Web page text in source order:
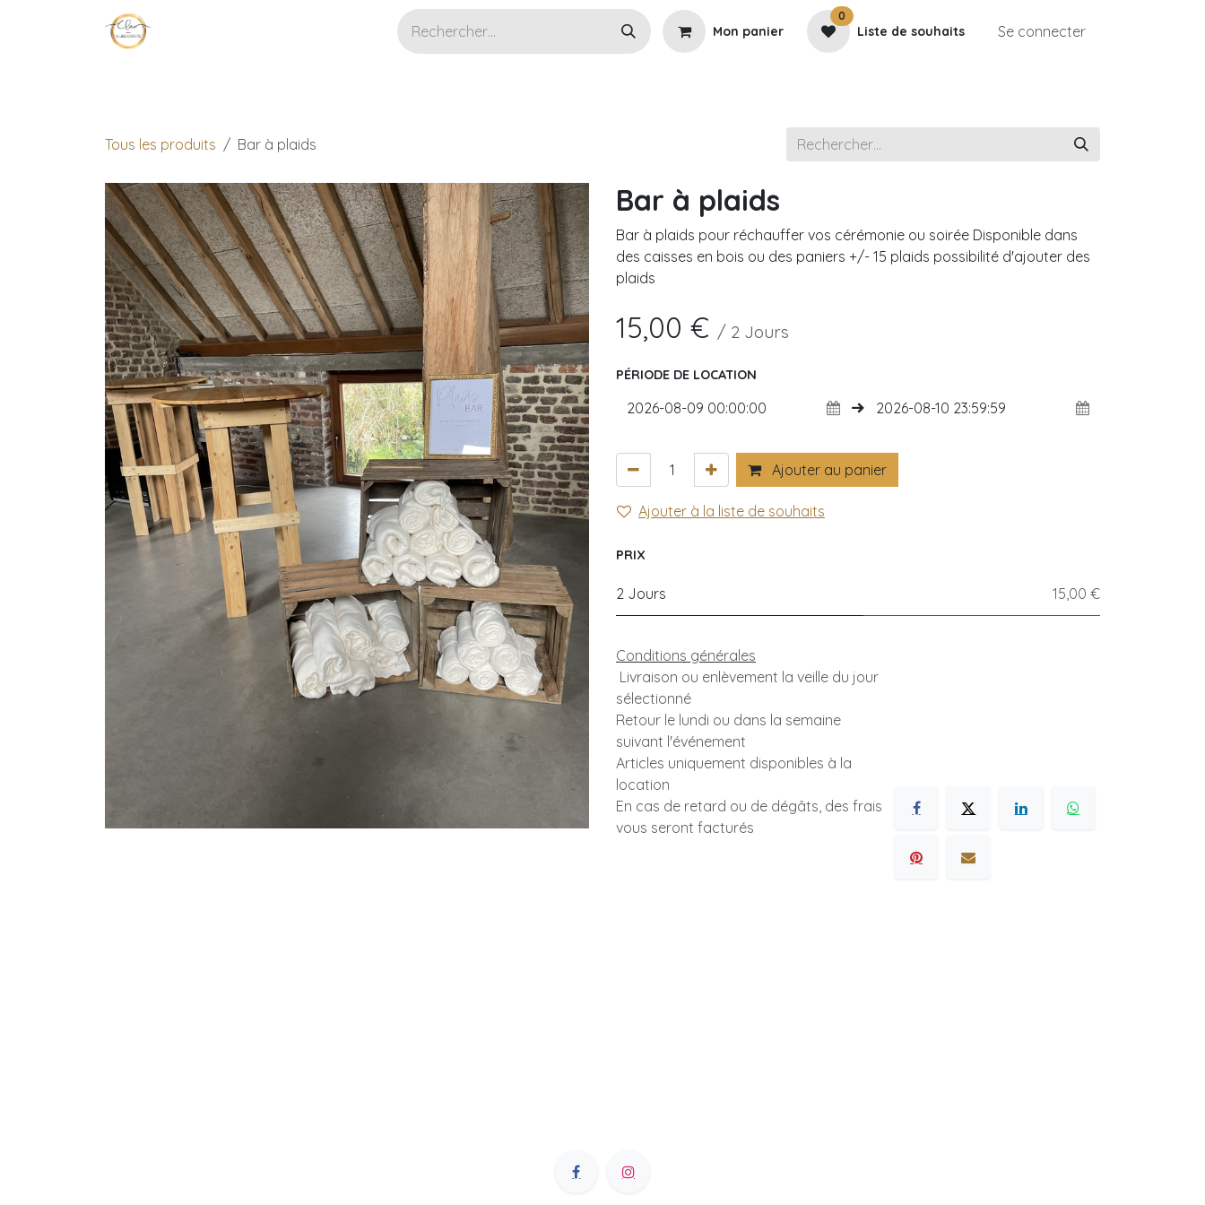
Se rendre au contenu
Mon panier
0
Liste de souhaits Se connecter
Tous les produits Bar à plaids
Bar à plaids
Bar à plaids pour réchauffer vos cérémonie ou soirée Disponible dans
des caisses en bois ou des paniers +/- 15 plaids possibilité d'ajouter des
plaids
15,00 € / 2 Jours
PÉRIODE DE LOCATION
Ajouter au panier
Ajouter à la liste de souhaits
PRIX
2 Jours 15,00 €
Conditions générales
Livraison ou enlèvement la veille du jour
sélectionné
Retour le lundi ou dans la semaine
suivant l'événement
Articles uniquement disponibles à la
location
En cas de retard ou de dégâts, des frais
vous seront facturés